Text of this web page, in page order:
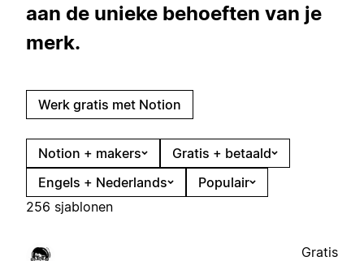
aan de unieke behoeften van je
merk.
Werk gratis met Notion
Notion + makers
Gratis + betaald
Engels + Nederlands
Populair
256 sjablonen
Gratis